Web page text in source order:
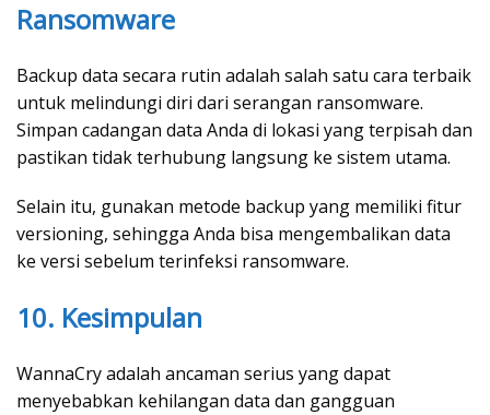
Ransomware
Backup data secara rutin adalah salah satu cara terbaik
untuk melindungi diri dari serangan ransomware.
Simpan cadangan data Anda di lokasi yang terpisah dan
pastikan tidak terhubung langsung ke sistem utama.
Selain itu, gunakan metode backup yang memiliki fitur
versioning, sehingga Anda bisa mengembalikan data
ke versi sebelum terinfeksi ransomware.
10. Kesimpulan
WannaCry adalah ancaman serius yang dapat
menyebabkan kehilangan data dan gangguan